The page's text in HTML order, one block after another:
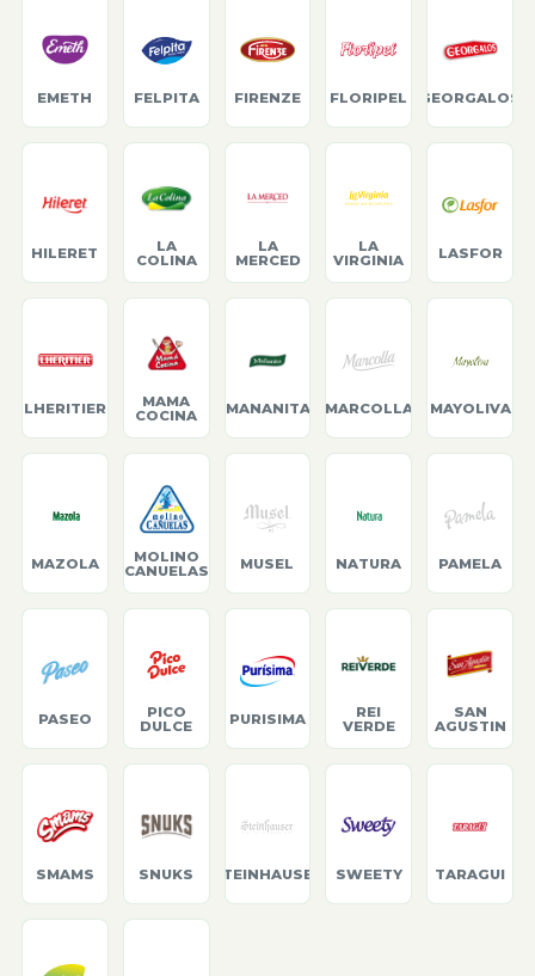
EMETH FELPITA FIRENZE FLORIPEL GEORGALOS
HILERET
LA
COLINA
LA
MERCED
LA
VIRGINIA
LASFOR
LHERITIER
MAMA
COCINA
MANANITA MARCOLLA MAYOLIVA
MAZOLA
MOLINO
CANUELAS
MUSEL NATURA PAMELA
PASEO
PICO
DULCE
PURISIMA
REI
VERDE
SAN
AGUSTIN
SMAMS SNUKS STEINHAUSER SWEETY TARAGUI